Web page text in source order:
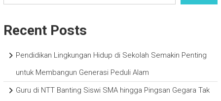
Recent Posts
Pendidikan Lingkungan Hidup di Sekolah Semakin Penting
untuk Membangun Generasi Peduli Alam
Guru di NTT Banting Siswi SMA hingga Pingsan Gegara Tak